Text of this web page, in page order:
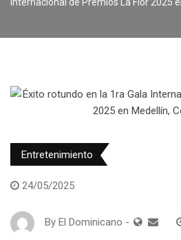
Entretenimiento
24/05/2025
By El Dominicano -